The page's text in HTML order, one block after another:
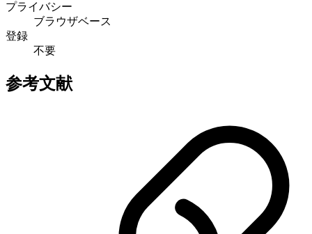
プライバシー
ブラウザベース
登録
不要
参考文献